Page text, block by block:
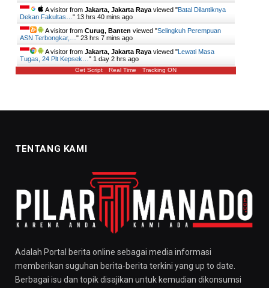
A visitor from Jakarta, Jakarta Raya viewed "Batal Dilantiknya
Dekan Fakultas… " 13 hrs 40 mins ago
A visitor from Curug, Banten viewed "Selingkuh Perempuan
ASN Terbongkar,… " 23 hrs 8 mins ago
A visitor from Jakarta, Jakarta Raya viewed "Lewati Masa
Tugas, 24 Plt Kepsek… " 1 day 2 hrs ago
Get Script Real Time Tracking ON
TENTANG KAMI
Adalah Portal berita online sebagai media informasi
memberikan suguhan berita-berita terkini yang up to date.
Berbagai isu dan topik disajikan untuk kemudian dikonsumsi